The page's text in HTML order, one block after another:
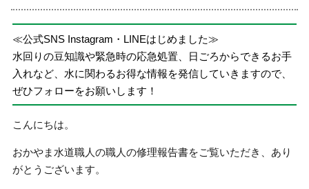
≪公式SNS Instagram・LINEはじめました≫
水回りの豆知識や緊急時の応急処置、日ごろからできるお手
入れなど、水に関わるお得な情報を発信していきますので、
ぜひフォローをお願いします！
こんにちは。
おかやま水道職人の職人の修理報告書をご覧いただき、あり
がとうございます。